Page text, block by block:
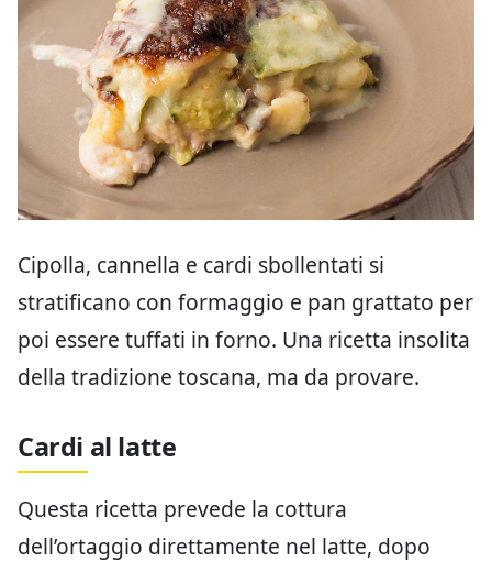
Cipolla, cannella e cardi sbollentati si
stratificano con formaggio e pan grattato per
poi essere tuffati in forno. Una ricetta insolita
della tradizione toscana, ma da provare.
Cardi al latte
Questa ricetta prevede la cottura
dell’ortaggio direttamente nel latte, dopo